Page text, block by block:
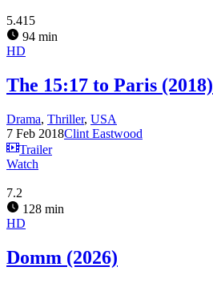
5.415
94 min
HD
The 15:17 to Paris (2018)
Drama, Thriller, USA
7 Feb 2018Clint Eastwood
Trailer
Watch
7.2
128 min
HD
Domm (2026)